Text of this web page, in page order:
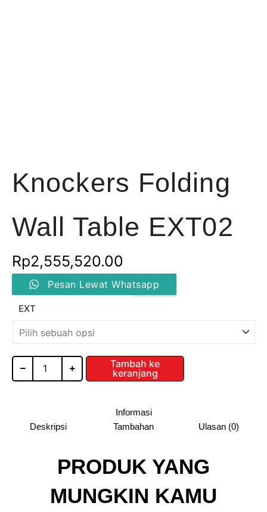
Knockers Folding
Wall Table EXT02
Rp2,555,520.00
Pesan Lewat Whatsapp
EXT
Kuantitas
Knockers
EXT02
Tambah ke
keranjang
Deskripsi
Informasi
Tambahan
Ulasan (0)
PRODUK YANG
MUNGKIN KAMU